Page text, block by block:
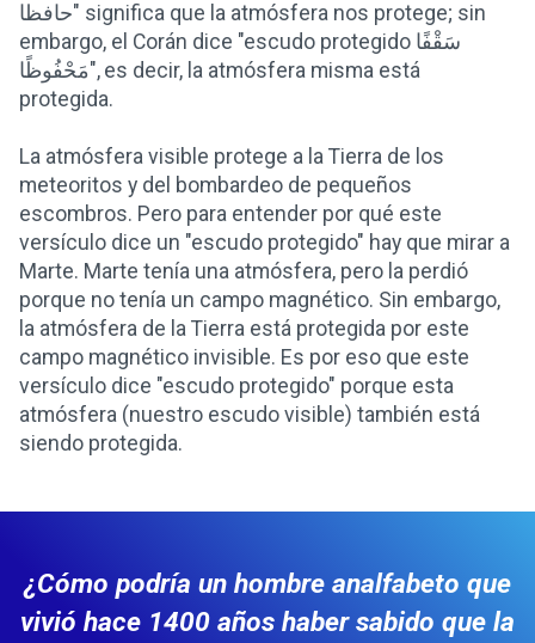
حافظا" significa que la atmósfera nos protege; sin
embargo, el Corán dice "escudo protegido سَقْفًا
مَحْفُوظًا", es decir, la atmósfera misma está
protegida.
La atmósfera visible protege a la Tierra de los
meteoritos y del bombardeo de pequeños
escombros. Pero para entender por qué este
versículo dice un "escudo protegido" hay que mirar a
Marte. Marte tenía una atmósfera, pero la perdió
porque no tenía un campo magnético. Sin embargo,
la atmósfera de la Tierra está protegida por este
campo magnético invisible. Es por eso que este
versículo dice "escudo protegido" porque esta
atmósfera (nuestro escudo visible) también está
siendo protegida.
¿Cómo podría un hombre analfabeto que
vivió hace 1400 años haber sabido que la